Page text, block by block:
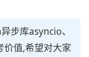
步库asyncio、
值,希望对大家